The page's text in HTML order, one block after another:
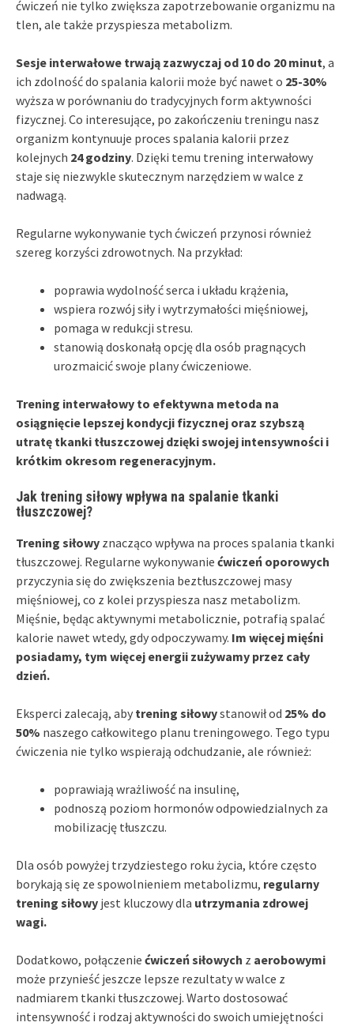
ćwiczeń nie tylko zwiększa zapotrzebowanie organizmu na
tlen, ale także przyspiesza metabolizm.
Sesje interwałowe trwają zazwyczaj od 10 do 20 minut, a
ich zdolność do spalania kalorii może być nawet o 25-30%
wyższa w porównaniu do tradycyjnych form aktywności
fizycznej. Co interesujące, po zakończeniu treningu nasz
organizm kontynuuje proces spalania kalorii przez
kolejnych 24 godziny. Dzięki temu trening interwałowy
staje się niezwykle skutecznym narzędziem w walce z
nadwagą.
Regularne wykonywanie tych ćwiczeń przynosi również
szereg korzyści zdrowotnych. Na przykład:
poprawia wydolność serca i układu krążenia,
wspiera rozwój siły i wytrzymałości mięśniowej,
pomaga w redukcji stresu.
stanowią doskonałą opcję dla osób pragnących
urozmaicić swoje plany ćwiczeniowe.
Trening interwałowy to efektywna metoda na
osiągnięcie lepszej kondycji fizycznej oraz szybszą
utratę tkanki tłuszczowej dzięki swojej intensywności i
krótkim okresom regeneracyjnym.
Jak trening siłowy wpływa na spalanie tkanki
tłuszczowej?
Trening siłowy znacząco wpływa na proces spalania tkanki
tłuszczowej. Regularne wykonywanie ćwiczeń oporowych
przyczynia się do zwiększenia beztłuszczowej masy
mięśniowej, co z kolei przyspiesza nasz metabolizm.
Mięśnie, będąc aktywnymi metabolicznie, potrafią spalać
kalorie nawet wtedy, gdy odpoczywamy. Im więcej mięśni
posiadamy, tym więcej energii zużywamy przez cały
dzień.
Eksperci zalecają, aby trening siłowystanowił od 25% do
50% naszego całkowitego planu treningowego. Tego typu
ćwiczenia nie tylko wspierają odchudzanie, ale również:
poprawiają wrażliwość na insulinę,
podnoszą poziom hormonów odpowiedzialnych za
mobilizację tłuszczu.
Dla osób powyżej trzydziestego roku życia, które często
borykają się ze spowolnieniem metabolizmu, regularny
trening siłowy jest kluczowy dla utrzymania zdrowej
wagi.
Dodatkowo, połączenie ćwiczeń siłowych z aerobowymi
może przynieść jeszcze lepsze rezultaty w walce z
nadmiarem tkanki tłuszczowej. Warto dostosować
intensywność i rodzaj aktywności do swoich umiejętności